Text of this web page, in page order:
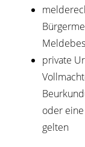
private
oder
gelten